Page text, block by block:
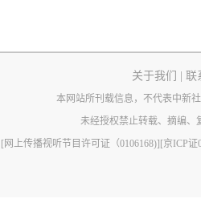
关于我们 联
本网站所刊载信息，不代表中新
未经授权禁止转载、摘编、
[网上传播视听节目许可证（0106168)] [京ICP证